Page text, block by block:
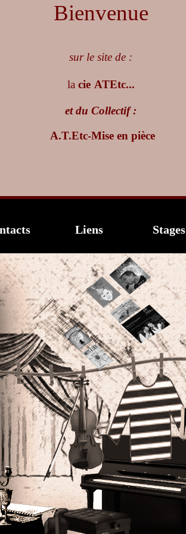
Bienvenue
sur le site de :
la cie ATEtc...
et du Collectif :
A.T.Etc-Mise en pièce
Liens Stages